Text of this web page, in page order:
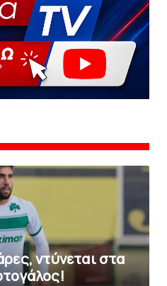
ντύνεται στα